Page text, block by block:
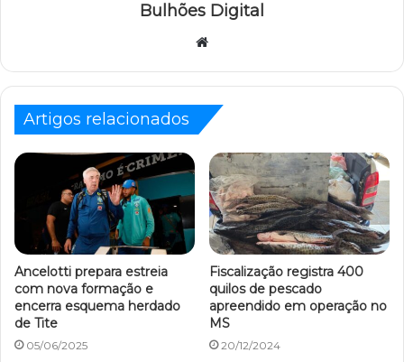
Bulhões Digital
Website
Artigos relacionados
Ancelotti prepara estreia
com nova formação e
encerra esquema herdado
de Tite
05/06/2025
Fiscalização registra 400
quilos de pescado
apreendido em operação no
MS
20/12/2024